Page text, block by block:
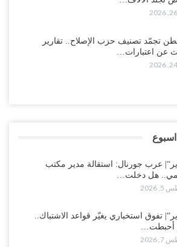
تجمّد تصنيف حزب الإصلاح.. تقارير
عن اعتبارات…
اسبوع
عرب جورنال: استقالة مدير مكتب
هل دخلت…
2026
تفوق استخباري يغيّر قواعد الاشتباك..
أحبطت…
2026